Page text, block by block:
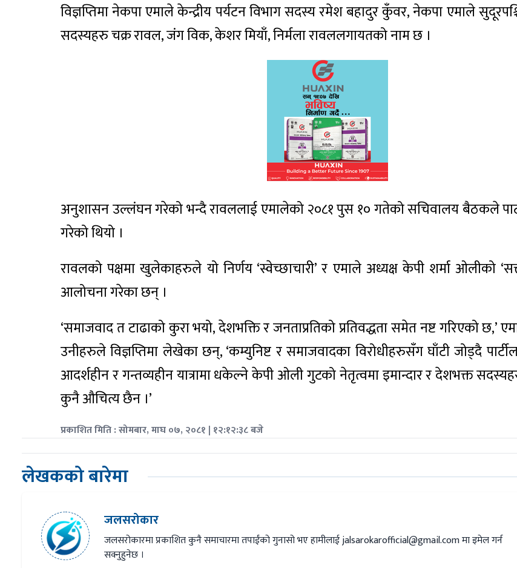
विज्ञप्तिमा नेकपा एमाले केन्द्रीय पर्यटन विभाग सदस्य रमेश बहादुर कुँवर, नेकपा एमाले
सदस्यहरु चक्र रावल, जंग विक, केशर मियाँ, निर्मला रावललगायतको नाम छ ।
अनुशासन उल्लंघन गरेको भन्दै रावललाई एमालेको २०८१ पुस १० गतेको सचिवालय बैठकले
गरेको थियो ।
रावलको पक्षमा खुलेकाहरुले यो निर्णय ‘स्वेच्छाचारी’ र एमाले अध्यक्ष केपी शर्मा ओलीको
आलोचना गरेका छन् ।
‘समाजवाद त टाढाको कुरा भयो, देशभक्ति र जनताप्रतिको प्रतिवद्धता समेत नष्ट गरिएको छ,’
उनीहरुले विज्ञप्तिमा लेखेका छन्, ‘कम्युनिष्ट र समाजवादका विरोधीहरुसँग घाँटी जोड्दै
आदर्शहीन र गन्तव्यहीन यात्रामा धकेल्ने केपी ओली गुटको नेतृत्वमा इमान्दार र देशभक्त
कुनै औचित्य छैन ।’
प्रकाशित मिति : सोमबार, माघ ०७, २०८१ | १२:१२:३८ बजे
लेखकको बारेमा
जलसरोकार
जलसरोकारमा प्रकाशित कुनै समाचारमा तपाईंको गुनासो भए हामीलाईjalsarokarofficial@gmail.comमा इमेल गर्न
सक्नुहुनेछ ।